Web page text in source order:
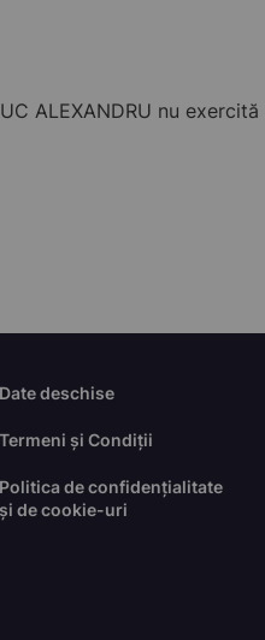
ALEXANDRU nu
Date deschise
Termeni și Condiții
Politica de confidențialitate
și de cookie-uri